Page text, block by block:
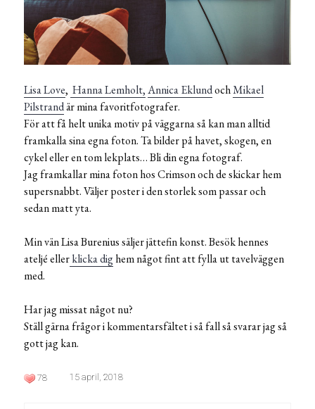
Lisa Love, Hanna Lemholt,Annica EklundochMikael
Pilstrandär mina favoritfotografer.
För att få helt unika motiv på väggarna så kan man alltid
framkalla sina egna foton. Ta bilder på havet, skogen, en
cykel eller en tom lekplats… Bli din egna fotograf.
Jag framkallar mina foton hos Crimson och de skickar hem
supersnabbt. Väljer poster i den storlek som passar och
sedan matt yta.
Min vän Lisa Burenius säljer jättefin konst. Besök hennes
ateljé ellerklicka dighem något fint att fylla ut tavelväggen
med.
Har jag missat något nu?
Ställ gärna frågor i kommentarsfältet i så fall så svarar jag så
gott jag kan.
78 15 april, 2018